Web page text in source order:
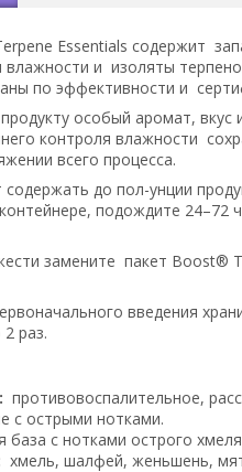
Essentials содержит
и изоляты
по эффективности и
особый аромат,
контроля влажности
всего процесса.
до пол-унции
подождите 24–72
замените пакет Boost®
введения
раз.
противовоспалительное,
с острыми нотками.
с нотками острого
хмель, шалфей, женьшень,